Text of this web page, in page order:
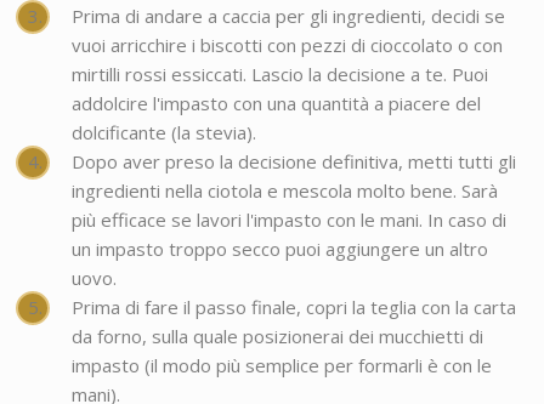
Prima di andare a caccia per gli ingredienti, decidi se
vuoi arricchire i biscotti con pezzi di cioccolato o con
mirtilli rossi essiccati. Lascio la decisione a te. Puoi
addolcire l'impasto con una quantità a piacere del
dolcificante (la stevia).
Dopo aver preso la decisione definitiva, metti tutti gli
ingredienti nella ciotola e mescola molto bene. Sarà
più efficace se lavori l'impasto con le mani. In caso di
un impasto troppo secco puoi aggiungere un altro
uovo.
Prima di fare il passo finale, copri la teglia con la carta
da forno, sulla quale posizionerai dei mucchietti di
impasto (il modo più semplice per formarli è con le
mani).